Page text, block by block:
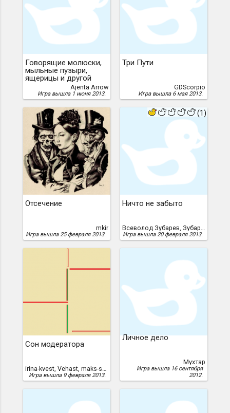
Говорящие молюски,
мыльные пузыри,
ящерицы и другой
Ajenta Arrow
Игра вышла 1 июня 2013.
Три Пути
GDScorpio
Игра вышла 6 мая 2013.
Отсечение
mkir
Игра вышла 25 февраля 2013.
(1)
Ничто не забыто
Всеволод Зубарев, Зубарев, Всеволод
Игра вышла 20 февраля 2013.
Сон модератора
irina-kvest, Vehast, maks-s15, tangarou, adventurerus, Silver, Wolf_97
Игра вышла 9 февраля 2013.
Личное дело
Мухтар
Игра вышла 16 сентября
2012.